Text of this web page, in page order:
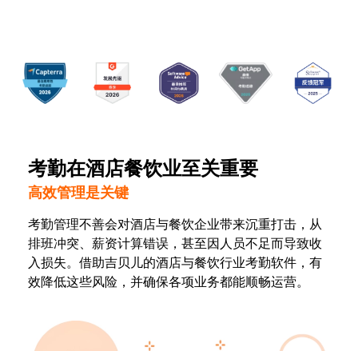
考勤在酒店餐饮业至关重要
高效管理是关键
考勤管理不善会对酒店与餐饮企业带来沉重打击，从
排班冲突、薪资计算错误，甚至因人员不足而导致收
入损失。借助吉贝儿的酒店与餐饮行业考勤软件，有
效降低这些风险，并确保各项业务都能顺畅运营。